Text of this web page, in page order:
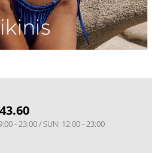
- 23:00 / SUN: 12:00 - 23:00